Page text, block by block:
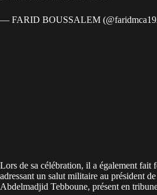
— FARID BOUSSALEM
Lors de sa célébration, il a également fait
adressant un salut militaire au président
Abdelmadjid Tebboune, présent en